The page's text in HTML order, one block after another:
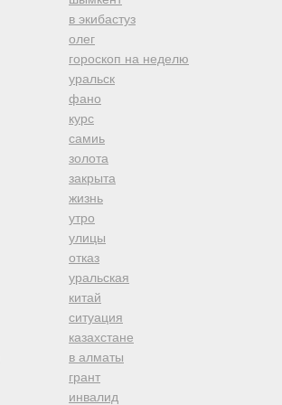
в экибастуз
олег
гороскоп на неделю
уральск
фано
курс
самиь
золота
закрыта
жизнь
утро
улицы
отказ
уральская
китай
ситуация
казахстане
в алматы
грант
инвалид